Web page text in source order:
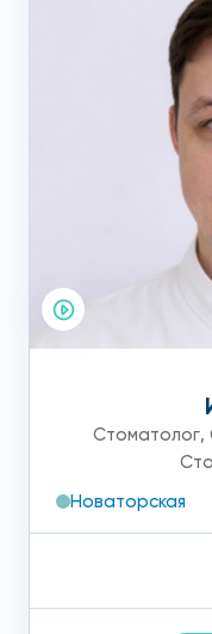
Стоматолог,
Новаторская